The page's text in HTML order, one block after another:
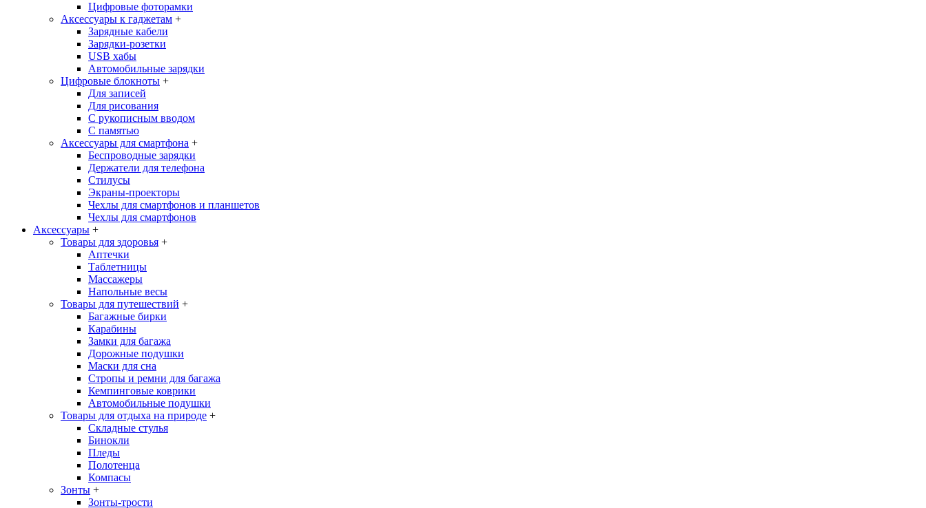
Цифровые фоторамки
Аксессуары к гаджетам +
Зарядные кабели
Зарядки-розетки
USB хабы
Автомобильные зарядки
Цифровые блокноты +
Для записей
Для рисования
С рукописным вводом
С памятью
Аксессуары для смартфона +
Беспроводные зарядки
Держатели для телефона
Стилусы
Экраны-проекторы
Чехлы для смартфонов и планшетов
Чехлы для смартфонов
Аксессуары +
Товары для здоровья +
Аптечки
Таблетницы
Массажеры
Напольные весы
Товары для путешествий +
Багажные бирки
Карабины
Замки для багажа
Дорожные подушки
Маски для сна
Стропы и ремни для багажа
Кемпинговые коврики
Автомобильные подушки
Товары для отдыха на природе +
Складные стулья
Бинокли
Пледы
Полотенца
Компасы
Зонты +
Зонты-трости